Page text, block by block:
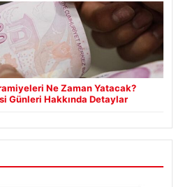
Ne Zaman Yatacak?
Günleri Hakkında Detaylar